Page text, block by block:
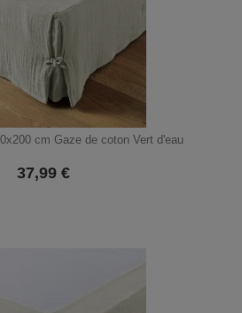
cm Gaze de coton Vert d'eau
37,99 €